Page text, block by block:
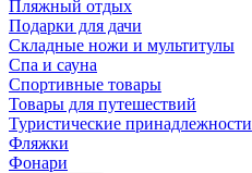
Пляжный отдых
Подарки для дачи
Складные ножи и мультитулы
Спа и сауна
Спортивные товары
Товары для путешествий
Туристические принадлежности
Фляжки
Фонари